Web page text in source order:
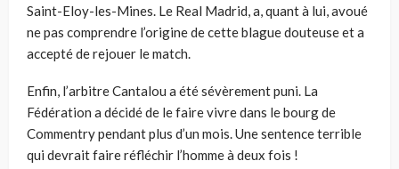
Saint-Eloy-les-Mines. Le Real Madrid, a, quant à lui, avoué
ne pas comprendre l’origine de cette blague douteuse et a
accepté de rejouer le match.
Enfin, l’arbitre Cantalou a été sévèrement puni. La
Fédération a décidé de le faire vivre dans le bourg de
Commentry pendant plus d’un mois. Une sentence terrible
qui devrait faire réfléchir l’homme à deux fois !